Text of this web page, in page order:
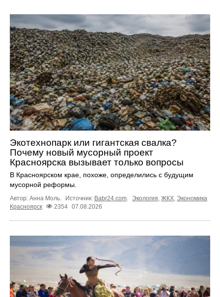
Экотехнопарк или гигантская свалка?
Почему новый мусорный проект
Красноярска вызывает только вопросы
В Красноярском крае, похоже, определились с будущим
мусорной реформы.
Автор: Анна Моль. Источник: Babr24.com Экология ЖКХ Экономика
Красноярск
2354 07.08.2026